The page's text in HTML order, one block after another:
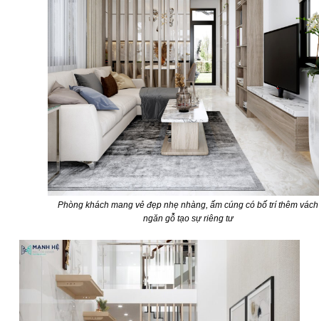
Phòng khách mang vẻ đẹp nhẹ nhàng, ấm cúng có bố trí thêm vách
ngăn gỗ tạo sự riêng tư